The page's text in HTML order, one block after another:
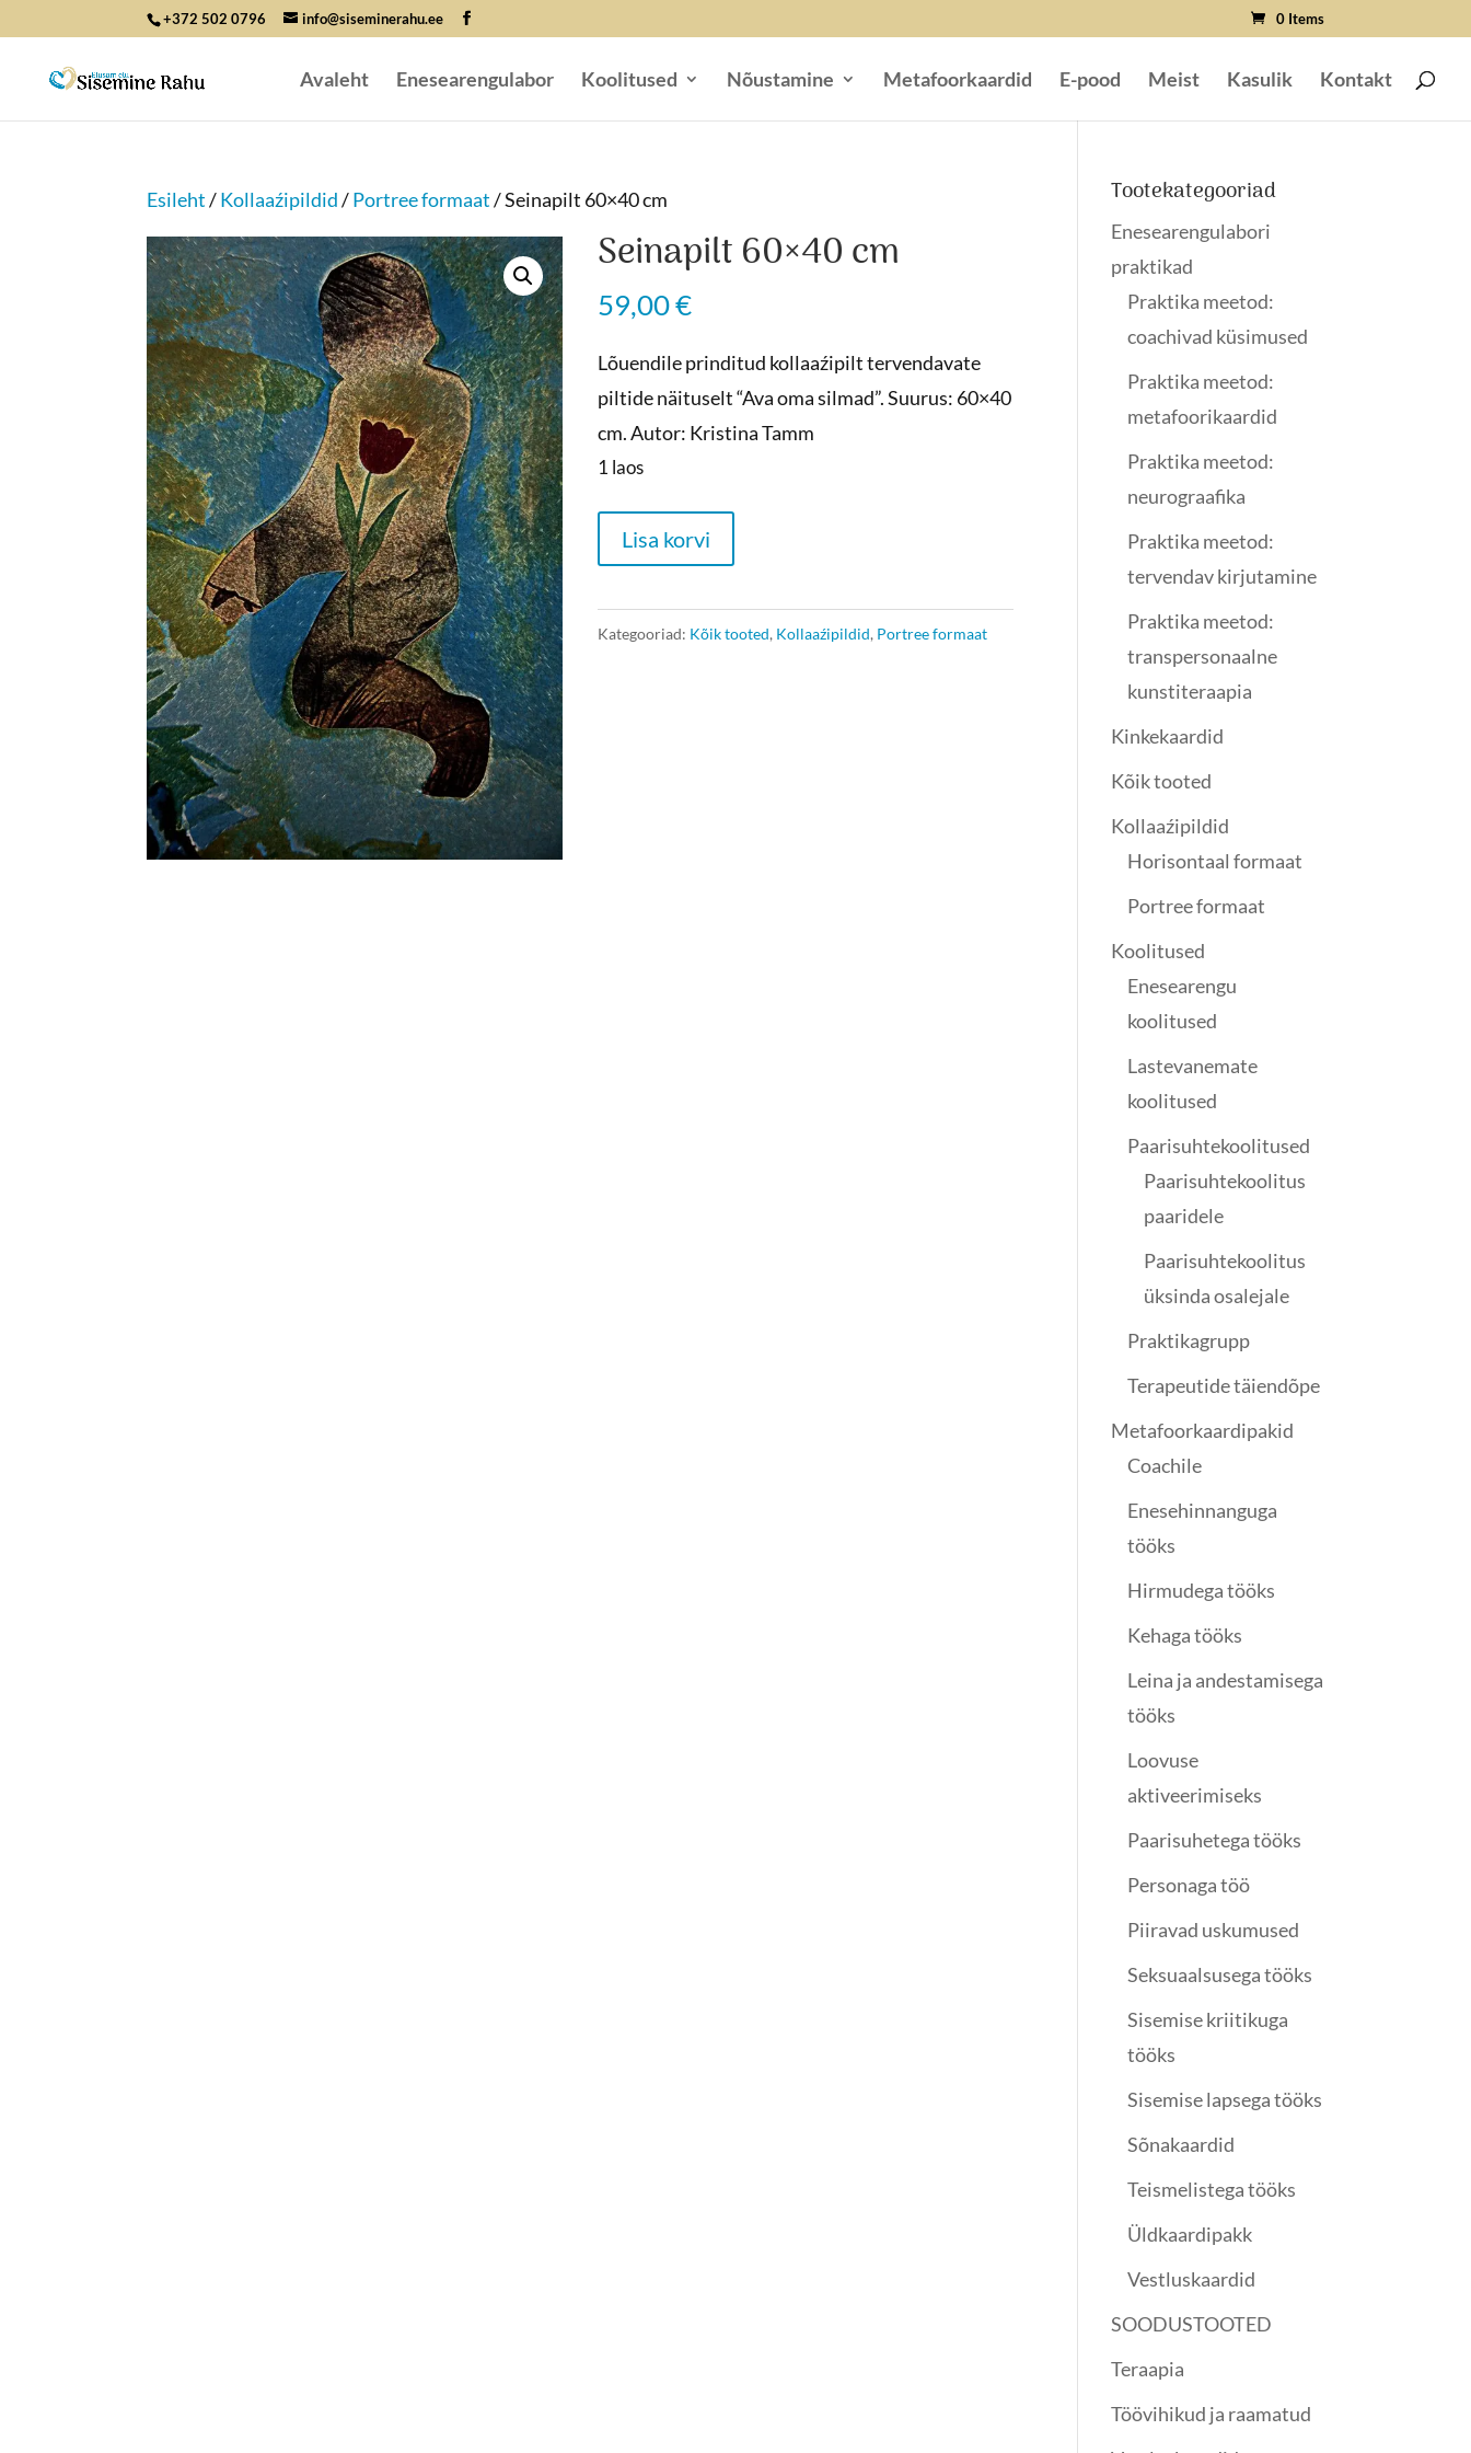
+372 502 0796 info@siseminerahu.ee 0 Items
Avaleht Enesearengulabor Koolitused Nõustamine Metafoorkaardid E-pood Meist Kasulik Kontakt
Esileht/Kollaaźipildid/Portree formaat/ Seinapilt 60×40 cm
Seinapilt 60×40 cm
59,00€
Lõuendile prinditud kollaaźipilt tervendavate
piltide näituselt “Ava oma silmad”. Suurus: 60×40
cm. Autor: Kristina Tamm
1 laos
Seinapilt
60x40
kogus
Lisa korvi
Kategooriad: Kõik tooted, Kollaaźipildid, Portree formaat
Tootekategooriad
Enesearengulabori
praktikad
Praktika meetod:
coachivad küsimused
Praktika meetod:
metafoorikaardid
Praktika meetod:
neurograafika
Praktika meetod:
tervendav kirjutamine
Praktika meetod:
transpersonaalne
kunstiteraapia
Kinkekaardid
Kõik tooted
Kollaaźipildid
Horisontaal formaat
Portree formaat
Koolitused
Enesearengu
koolitused
Lastevanemate
koolitused
Paarisuhtekoolitused
Paarisuhtekoolitus
paaridele
Paarisuhtekoolitus
üksinda osalejale
Praktikagrupp
Terapeutide täiendõpe
Metafoorkaardipakid
Coachile
Enesehinnanguga
tööks
Hirmudega tööks
Kehaga tööks
Leina ja andestamisega
tööks
Loovuse
aktiveerimiseks
Paarisuhetega tööks
Personaga töö
Piiravad uskumused
Seksuaalsusega tööks
Sisemise kriitikuga
tööks
Sisemise lapsega tööks
Sõnakaardid
Teismelistega tööks
Üldkaardipakk
Vestluskaardid
SOODUSTOOTED
Teraapia
Töövihikud ja raamatud